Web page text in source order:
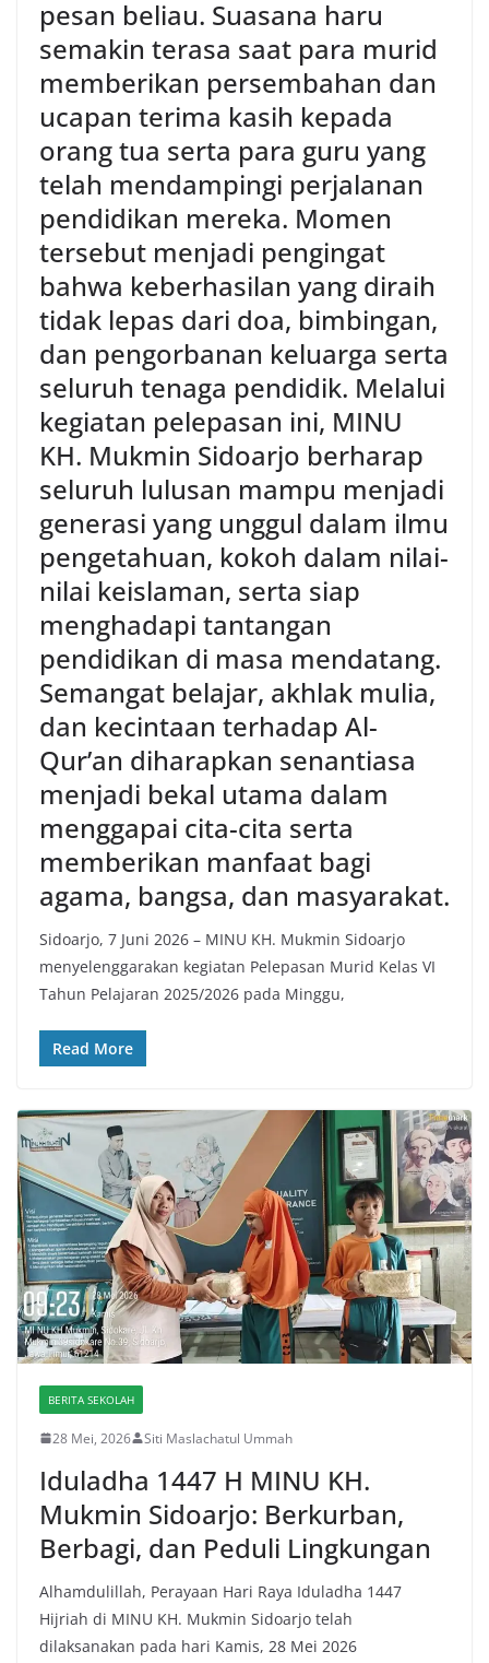
pesan beliau. Suasana haru
semakin terasa saat para murid
memberikan persembahan dan
ucapan terima kasih kepada
orang tua serta para guru yang
telah mendampingi perjalanan
pendidikan mereka. Momen
tersebut menjadi pengingat
bahwa keberhasilan yang diraih
tidak lepas dari doa, bimbingan,
dan pengorbanan keluarga serta
seluruh tenaga pendidik. Melalui
kegiatan pelepasan ini, MINU
KH. Mukmin Sidoarjo berharap
seluruh lulusan mampu menjadi
generasi yang unggul dalam ilmu
pengetahuan, kokoh dalam nilai-
nilai keislaman, serta siap
menghadapi tantangan
pendidikan di masa mendatang.
Semangat belajar, akhlak mulia,
dan kecintaan terhadap Al-
Qur’an diharapkan senantiasa
menjadi bekal utama dalam
menggapai cita-cita serta
memberikan manfaat bagi
agama, bangsa, dan masyarakat.
Sidoarjo, 7 Juni 2026 – MINU KH. Mukmin Sidoarjo
menyelenggarakan kegiatan Pelepasan Murid Kelas VI
Tahun Pelajaran 2025/2026 pada Minggu,
Read More
BERITA SEKOLAH
28 Mei, 2026 Siti Maslachatul Ummah
Iduladha 1447 H MINU KH.
Mukmin Sidoarjo: Berkurban,
Berbagi, dan Peduli Lingkungan
Alhamdulillah, Perayaan Hari Raya Iduladha 1447
Hijriah di MINU KH. Mukmin Sidoarjo telah
dilaksanakan pada hari Kamis, 28 Mei 2026